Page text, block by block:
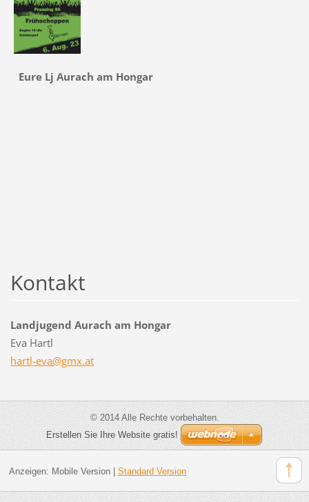
Eure Lj Aurach am Hongar
Kontakt
Landjugend Aurach am Hongar
Eva Hartl
hartl-eva@gmx.at
© 2014 Alle Rechte vorbehalten.
Erstellen Sie Ihre Website gratis!
Anzeigen: Mobile Version| Standard Version